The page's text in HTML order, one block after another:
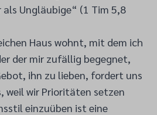
Ungläubige“ (1 Tim 5,8
Haus wohnt, mit dem ich
der mir zufällig begegnet,
ihn zu lieben, fordert uns
weil wir Prioritäten setzen
einzuüben ist eine